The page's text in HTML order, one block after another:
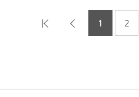
1 2